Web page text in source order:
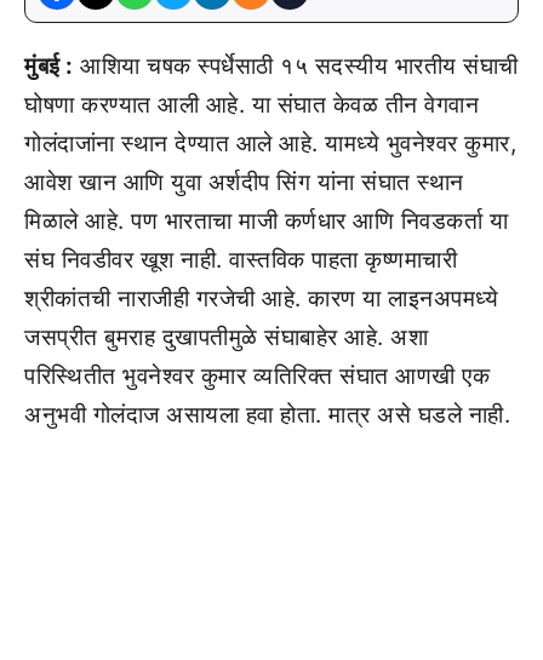
मुंबई : आशिया चषक स्पर्धेसाठी १५ सदस्यीय भारतीय संघाची
घोषणा करण्यात आली आहे. या संघात केवळ तीन वेगवान
गोलंदाजांना स्थान देण्यात आले आहे. यामध्ये भुवनेश्वर कुमार,
आवेश खान आणि युवा अर्शदीप सिंग यांना संघात स्थान
मिळाले आहे. पण भारताचा माजी कर्णधार आणि निवडकर्ता या
संघ निवडीवर खूश नाही. वास्तविक पाहता कृष्णमाचारी
श्रीकांतची नाराजीही गरजेची आहे. कारण या लाइनअपमध्ये
जसप्रीत बुमराह दुखापतीमुळे संघाबाहेर आहे. अशा
परिस्थितीत भुवनेश्वर कुमार व्यतिरिक्त संघात आणखी एक
अनुभवी गोलंदाज असायला हवा होता. मात्र असे घडले नाही.